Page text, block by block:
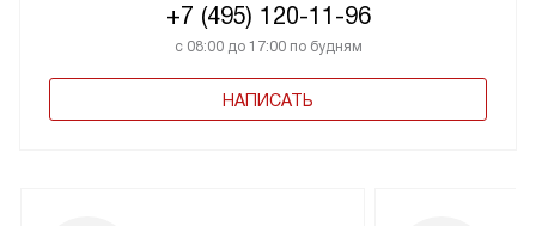
+7 (495) 120-11-96
с 08:00 до 17:00 по будням
НАПИСАТЬ